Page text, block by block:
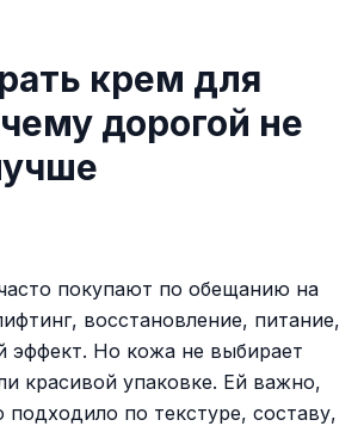
крем для
дорогой не
покупают по обещанию на
восстановление, питание,
эффект. Но кожа не выбирает
красивой упаковке. Ей важно,
подходило по текстуре, составу,